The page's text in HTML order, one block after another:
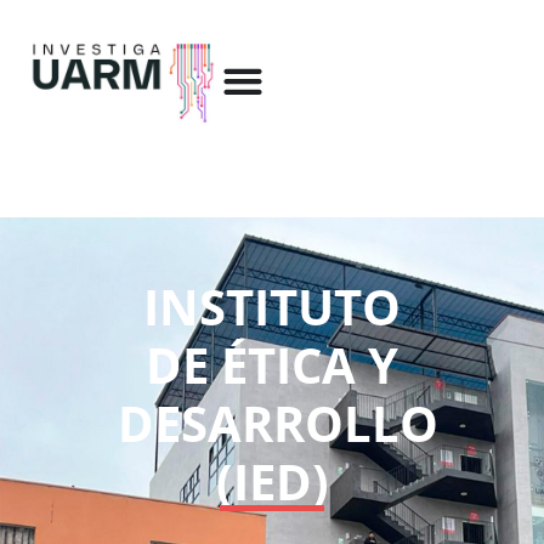
INSTITUTO
DE ÉTICA Y
DESARROLLO
(IED)